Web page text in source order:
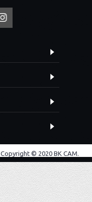
Copyright © 2020 BK CAM.